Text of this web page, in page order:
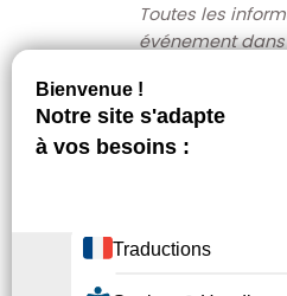
Toutes les
événement